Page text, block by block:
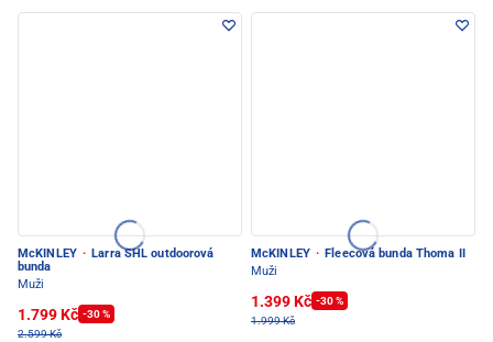
McKINLEY · Larra SHL outdoorová
bunda
Muži
1.799 Kč -30 %
2.599 Kč
McKINLEY · Fleecová bunda Thoma II
Muži
1.399 Kč -30 %
1.999 Kč